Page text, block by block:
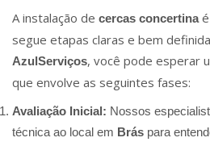
A instalação de cercas concertinaé
segue etapas claras e bem
AzulServiços, você pode esperar
que envolve as seguintes fases:
Avaliação Inicial: Nossos
técnica ao local em Brás para